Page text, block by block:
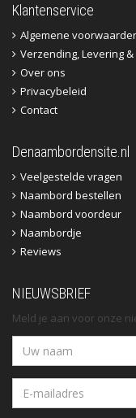
Klantenservice
Algemene
Verzending, Levering
Over ons
Privacybeleid
Contact
Denaambordensite.nl
Veelgestelde vragen
Naambord bestellen
Naambord voordeur
Naambordje
Reviews
NIEUWSBRIEF
Meld je aan voor onze